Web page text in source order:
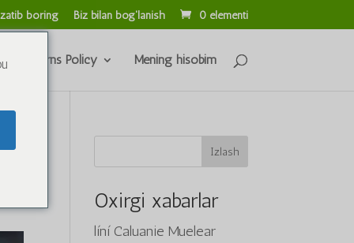
boring Biz bilan bog'lanish 0 elementi
& Returns Policy Mening hisobim
Izlash
Oxirgi xabarlar
líní Caluanie Muelear